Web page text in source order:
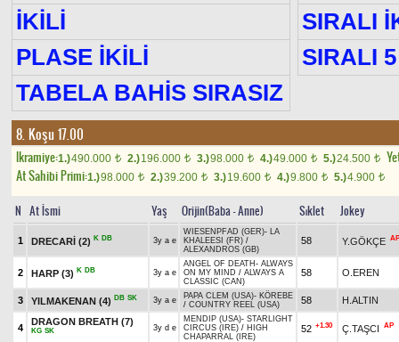
İKİLİ
SIRALI
PLASE İKİLİ
SIRALI
TABELA BAHİS SIRASIZ
8. Koşu 17.00
Ikramiye:1.)490.000 t 2.)196.000 t 3.)98.000 t 4.)49.000 t 5.)24.500 t
At Sahibi Primi:1.)98.000 t 2.)39.200 t 3.)19.600 t 4.)9.800 t 5.)4.900 t
N At İsmi Yaş Orijin(Baba - Anne) Sıklet Jokey
1 DRECARİ (2) K DB 3y a e
WIESENPFAD (GER)- LA
KHALEESI (FR) /
ALEXANDROS (GB)
58 Y.GÖKÇE AP
2 HARP (3) K DB 3y a e
ANGEL OF DEATH - ALWAYS
ON MY MIND / ALWAYS A
CLASSIC (CAN)
58 O.EREN
3 YILMAKENAN (4) DB SK 3y a e PAPA CLEM (USA)- KÖREBE
/ COUNTRY REEL (USA) 58 H.ALTIN
4
DRAGON BREATH (7)
KG SK 3y d e
MENDIP (USA)- STARLIGHT
CIRCUS (IRE) / HIGH
CHAPARRAL (IRE)
52 +1.30 Ç.TAŞCI AP